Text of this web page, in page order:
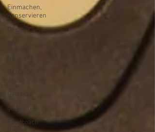
Einmachen,
Konservieren
Dessert
DiY
Go Green
Gesunde
Jause
Getreide
glutenfrei
Foodcoach